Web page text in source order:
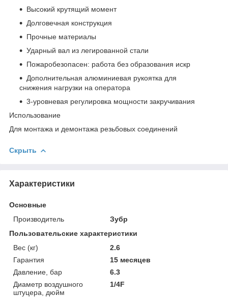
Высокий крутящий момент
Долговечная конструкция
Прочные материалы
Ударный вал из легированной стали
Пожаробезопасен: работа без образования искр
Дополнительная алюминиевая рукоятка для
снижения нагрузки на оператора
3-уровневая регулировка мощности закручивания
Использование
Для монтажа и демонтажа резьбовых соединений
Скрыть
Характеристики
Основные
Производитель
Зубр
Пользовательские характеристики
Вес (кг)
2.6
Гарантия
15 месяцев
Давление, бар
6.3
Диаметр воздушного
штуцера, дюйм
1/4F